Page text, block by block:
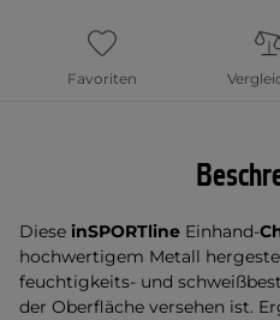
Favoriten
Diese inSPORTline Einhand-
hochwertigem Metall
feuchtigkeits- und
der Oberfläche versehen ist.